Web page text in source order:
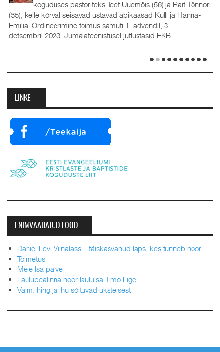
koguduses pastoriteks Teet Uuemõis (56) ja Rait Tõnnori
(35), kelle kõrval seisavad ustavad abikaasad Külli ja Hanna-
Emilia. Ordineerimine toimus samuti 1. advendil, 3.
detsembril 2023. Jumalateenistusel jutlustasid EKB...
LINKE
ENIMVAADATUD LOOD
Daniel Levi Viinalass – täiskasvanud laps, kes tunneb noori
Toimetus
Meie Isa palve
Laulupealinna noor lauluisa Timo Lige
Vaim, hing ja ihu sõltuvad üksteisest